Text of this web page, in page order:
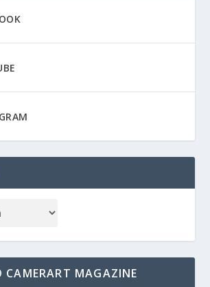
CAMERART MAGAZINE